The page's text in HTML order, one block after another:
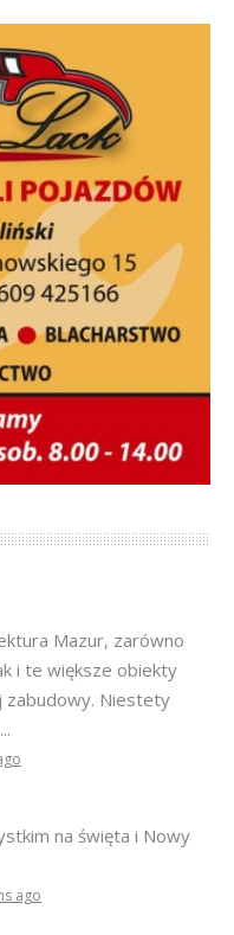
Mazur, zarówno
i te większe obiekty
zabudowy. Niestety
na święta i Nowy
ago